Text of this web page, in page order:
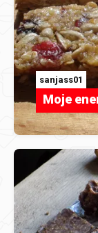
sanjass01
Moje